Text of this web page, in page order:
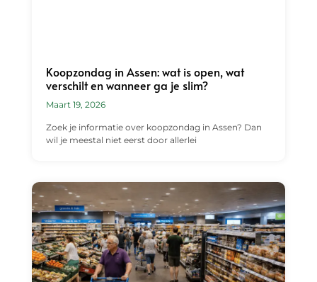
Koopzondag in Assen: wat is open, wat
verschilt en wanneer ga je slim?
Maart 19, 2026
Zoek je informatie over koopzondag in Assen? Dan
wil je meestal niet eerst door allerlei